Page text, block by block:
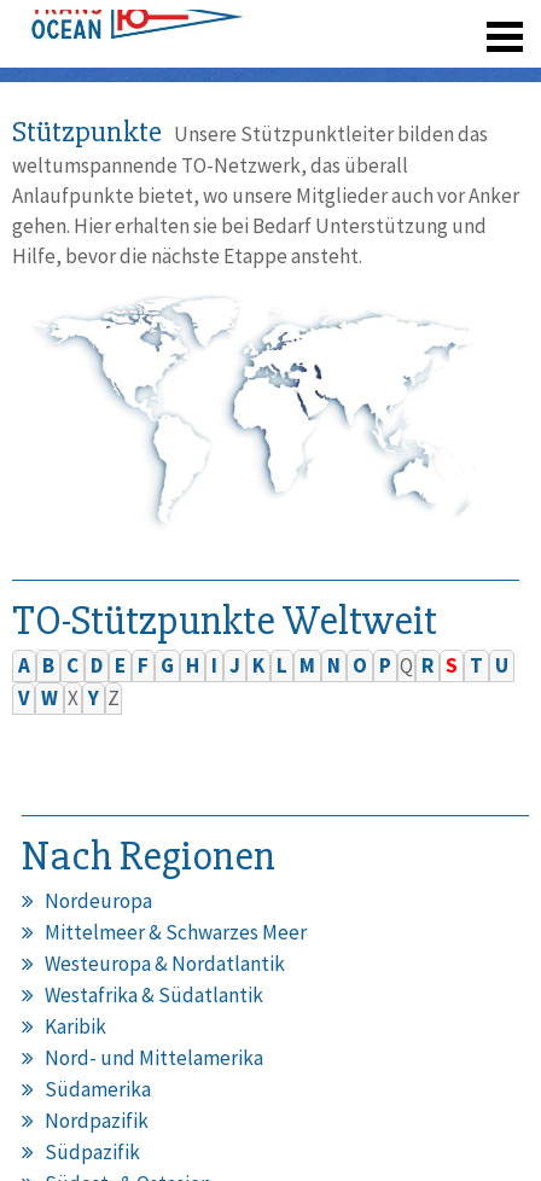
Stützpunkte Unsere Stützpunktleiter bilden das
weltumspannende TO-Netzwerk, das überall
Anlaufpunkte bietet, wo unsere Mitglieder auch vor Anker
gehen. Hier erhalten sie bei Bedarf Unterstützung und
Hilfe, bevor die nächste Etappe ansteht.
TO-Stützpunkte Weltweit
A B C D E F G H I J K L M N O P Q R S T U
V W X Y Z
Nach Regionen
Nordeuropa
Mittelmeer & Schwarzes Meer
Westeuropa & Nordatlantik
Westafrika & Südatlantik
Karibik
Nord- und Mittelamerika
Südamerika
Nordpazifik
Südpazifik